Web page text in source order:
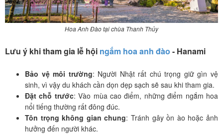
Hoa Anh Đào tại chùa Thanh Thủy
Lưu ý khi tham gia lễ hội ngắm hoa anh đào - Hanami
Bảo vệ môi trường: Người Nhật rất chú trọng giữ gìn vệ
sinh, vì vậy du khách cần dọn dẹp sạch sẽ sau khi tham gia.
Đặt chỗ trước: Vào mùa cao điểm, những điểm ngắm hoa
nổi tiếng thường rất đông đúc.
Tôn trọng không gian chung: Tránh gây ồn ào hoặc ảnh
hưởng đến người khác.